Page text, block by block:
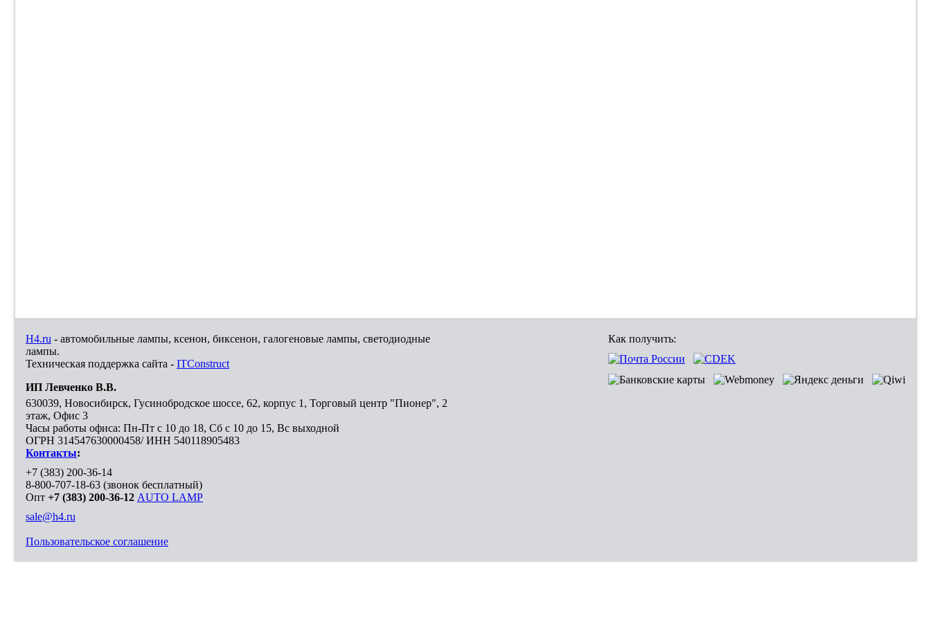
H4.ru - автомобильные лампы, ксенон, биксенон, галогеновые лампы, светодиодные
лампы.
Техническая поддержка сайта - ITConstruct
ИП Левченко В.В.
630039, Новосибирск, Гусинобродское шоссе, 62, корпус 1, Торговый центр "Пионер", 2
этаж, Офис 3
Часы работы офиса: Пн-Пт с 10 до 18, Сб с 10 до 15, Вс выходной
ОГРН 314547630000458/ ИНН 540118905483
Контакты:
+7 (383) 200-36-14
8-800-707-18-63 (звонок бесплатный)
Опт +7 (383) 200-36-12 AUTO LAMP
sale@h4.ru
Пользовательское соглашение
Как получить: